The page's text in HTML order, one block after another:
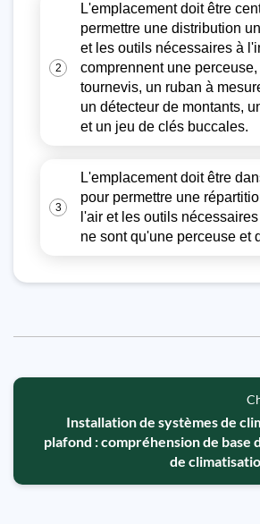
2
L'emplacement doit être
permettre une distribution
et les outils nécessaires à
comprennent une
tournevis, un ruban à
un détecteur de montants,
et un jeu de clés buccales.
3
L'emplacement doit être
pour permettre une
l'air et les outils
ne sont qu'une perceuse et
Installation de systèmes de
plafond : compréhension de base
de